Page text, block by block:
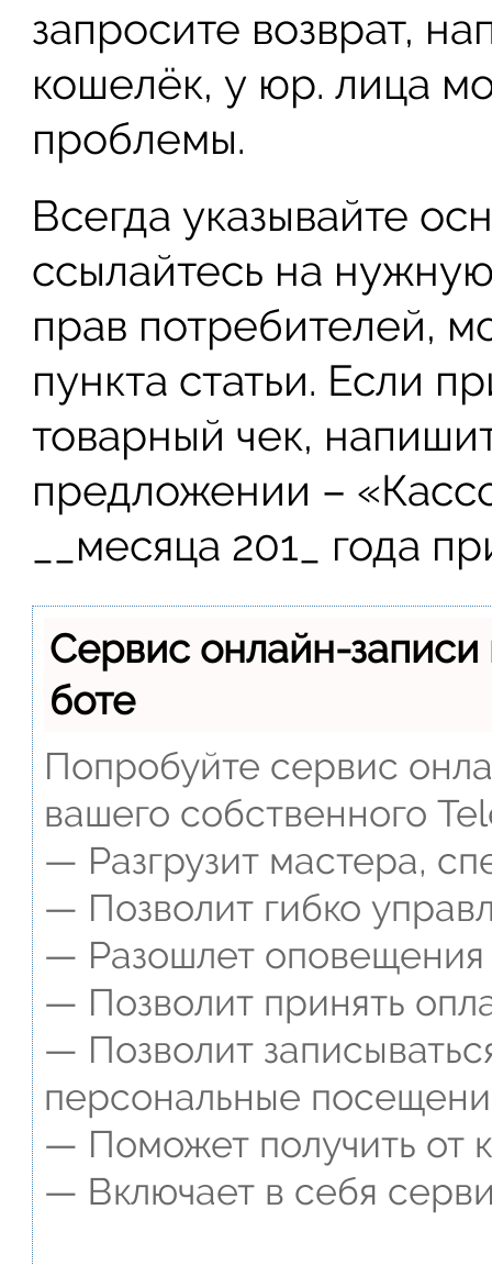
запросите возврат,
кошелёк, у юр. лица
проблемы.
Всегда указывайте
ссылайтесь на
прав потребителей,
пункта статьи. Если
товарный чек,
предложении –
__месяца 201_ года
Сервис онлайн-
боте
Попробуйте сервис
вашего собственного
— Разгрузит мастера,
— Позволит гибко
— Разошлет оповещения
— Позволит принять
— Позволит
персональные
— Поможет получить от
— Включает в себя